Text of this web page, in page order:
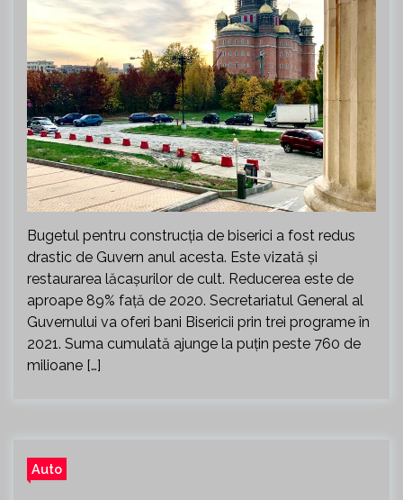
Bugetul pentru construcția de biserici a fost redus
drastic de Guvern anul acesta. Este vizată și
restaurarea lăcașurilor de cult. Reducerea este de
aproape 89% față de 2020. Secretariatul General al
Guvernului va oferi bani Bisericii prin trei programe în
2021. Suma cumulată ajunge la puțin peste 760 de
milioane […]
Auto